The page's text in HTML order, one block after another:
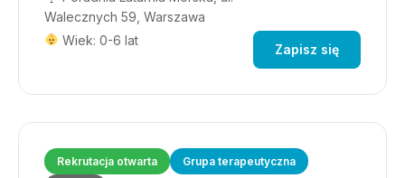
Walecznych 59, Warszawa
Wiek: 0-6 lat
Zapisz się
Rekrutacja otwarta
Grupa terapeutyczna